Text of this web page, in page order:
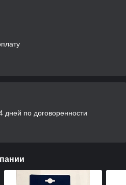
дней по договоренности